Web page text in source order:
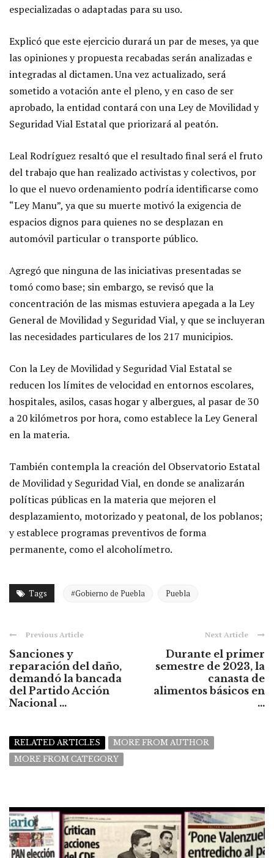
especializadas o adaptadas para su uso.
Explicó que este ejercicio durará un par de meses, ya que
las opiniones y propuesta recabadas serán analizadas e
integradas al dictamen. Una vez actualizado, será
sometido a votación ante el pleno, y en caso de ser
aprobado, la entidad contará con una Ley de Movilidad y
Seguridad Vial Estatal que priorizará al peatón.
Leal Rodríguez resaltó que el resultado final será el fruto
del trabajo que han realizado activistas y colectivos, por
lo que el nuevo ordenamiento podría identificarse como
“Ley Manu”, ya que su muerte motivó la exigencia de
espacios dignos para quienes no se desplazan en
automóvil particular o transporte público.
Agregó que ninguna de las iniciativas presentadas se
tomó como base; sin embargo, se revisó que la
concentración de las mismas estuviera apegada a la Ley
General de Movilidad y Seguridad Vial, y que se incluyeran
las necesidades particulares de los 217 municipios.
Con la Ley de Movilidad y Seguridad Vial Estatal se
reducen los límites de velocidad en entornos escolares,
hospitales, asilos, casas hogar y albergues, al pasar de 30
a 20 kilómetros por hora, como establece la Ley General
en la materia.
También contempla la creación del Observatorio Estatal
de Movilidad y Seguridad Vial, en donde se analizarán
políticas públicas en la materia que mejoren el
desplazamiento, motorizado y peatonal, de los poblanos;
y establece programas preventivos de forma
permanente, como el alcoholímetro.
Tags #Gobierno de Puebla Puebla
Previous Article
Sanciones y
reparación del daño,
demandó la bancada
del Partido Acción
Nacional ...
Next Article
Durante el primer
semestre de 2023, la
canasta de
alimentos básicos en
...
RELATED ARTICLES
MORE FROM AUTHOR
MORE FROM CATEGORY